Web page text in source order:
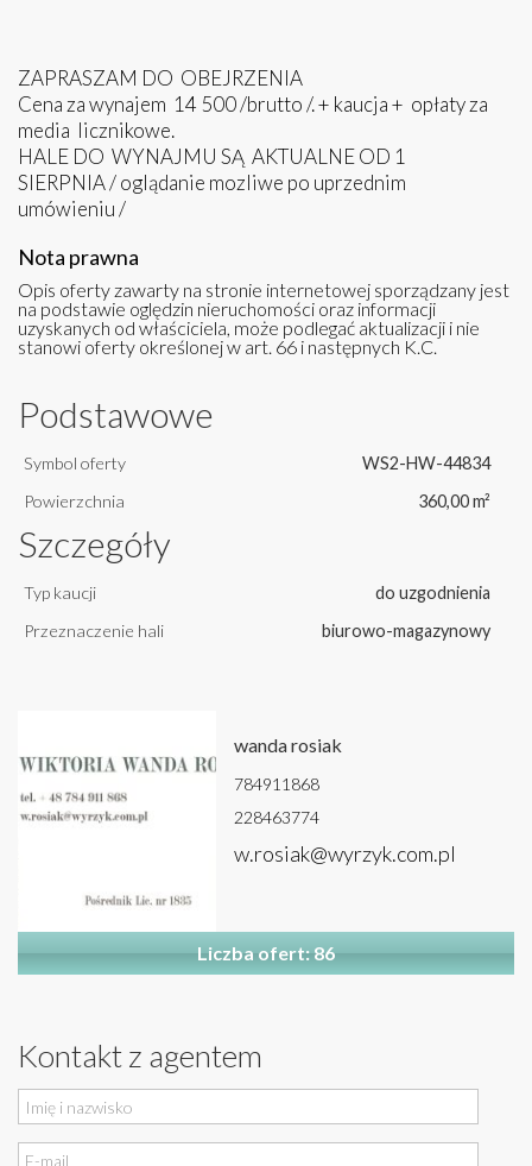
ZAPRASZAM DO OBEJRZENIA
Cena za wynajem 14 500 /brutto /. + kaucja + opłaty za
media licznikowe.
HALE DO WYNAJMU SĄ AKTUALNE OD 1
SIERPNIA / oglądanie mozliwe po uprzednim
umówieniu /
Nota prawna
Opis oferty zawarty na stronie internetowej sporządzany jest
na podstawie oględzin nieruchomości oraz informacji
uzyskanych od właściciela, może podlegać aktualizacji i nie
stanowi oferty określonej w art. 66 i następnych K.C.
Podstawowe
Symbol oferty
WS2-HW-44834
Powierzchnia
360,00 m²
Szczegóły
Typ kaucji
do uzgodnienia
Przeznaczenie hali
biurowo-magazynowy
wanda rosiak
784911868
228463774
w.rosiak@wyrzyk.com.pl
Liczba ofert: 86
Kontakt z agentem